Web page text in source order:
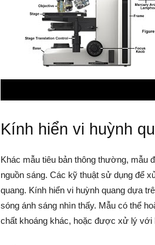
Kính hiển vi huỳnh
Khác mẫu tiêu bản thông thường, mẫu
nguồn sáng. Các kỹ thuật sử dụng để
quang. Kính hiển vi huỳnh quang dựa
sóng ánh sáng nhìn thấy. Mẫu có thể
chất khoáng khác, hoặc được xử lý với